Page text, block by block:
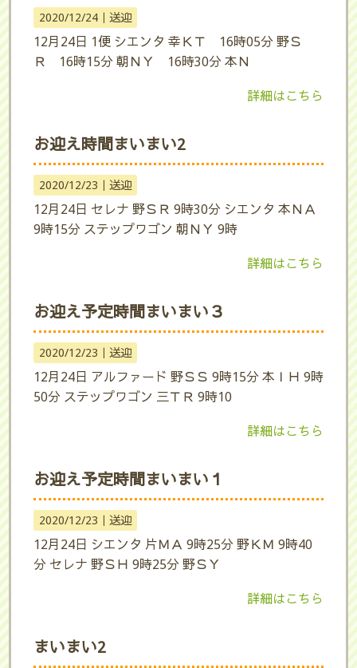
2020/12/24｜ 送迎
12月24日 1便 シエンタ 幸ＫＴ 16時05分 野Ｓ
Ｒ 16時15分 朝ＮＹ 16時30分 本Ｎ
詳細はこちら
お迎え時間まいまい2
2020/12/23｜ 送迎
12月24日 セレナ 野ＳＲ 9時30分 シエンタ 本ＮＡ
9時15分 ステップワゴン 朝ＮＹ 9時
詳細はこちら
お迎え予定時間まいまい３
2020/12/23｜ 送迎
12月24日 アルファード 野ＳＳ 9時15分 本ＩＨ 9時
50分 ステップワゴン 三ＴＲ 9時10
詳細はこちら
お迎え予定時間まいまい１
2020/12/23｜ 送迎
12月24日 シエンタ 片ＭＡ 9時25分 野ＫＭ 9時40
分 セレナ 野ＳＨ 9時25分 野ＳＹ
詳細はこちら
まいまい2